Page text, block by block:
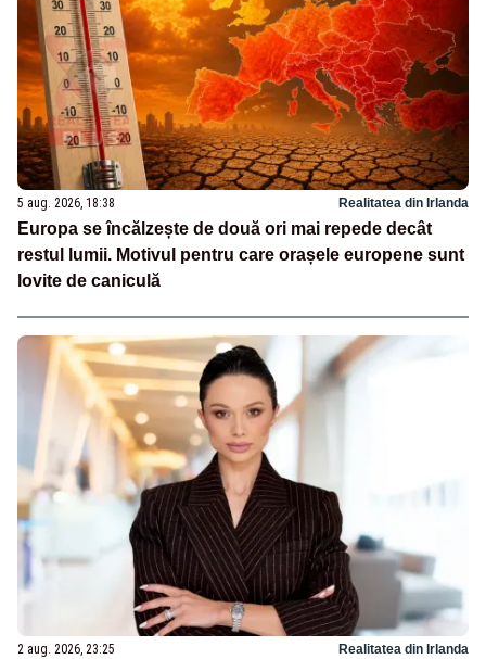
5 aug. 2026, 18:38 Realitatea din Irlanda
Europa se încălzește de două ori mai repede decât
restul lumii. Motivul pentru care orașele europene sunt
lovite de caniculă
2 aug. 2026, 23:25 Realitatea din Irlanda